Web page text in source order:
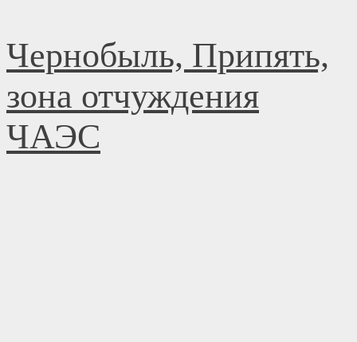
Перейти
к
содержимому
Чернобыль, Припять,
зона отчуждения
ЧАЭС